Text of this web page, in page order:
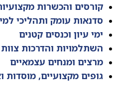
קורסים והכשרות
סדנאות עומק ותהליכי
ימי עיון וכנסים קטנים
השתלמויות והדרכות צוות
מרצים ומנחים עצמאיים
גופים מקצועיים, מוסדות